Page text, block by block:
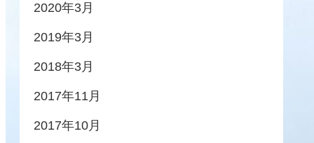
2020年3月
2019年3月
2018年3月
2017年11月
2017年10月